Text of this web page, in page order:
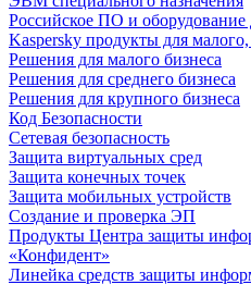
Российское ПО и оборудование
Kaspersky продукты для
Решения для малого бизнеса
Решения для среднего бизнеса
Решения для крупного бизнеса
Код Безопасности
Сетевая безопасность
Защита виртуальных сред
Защита конечных точек
Защита мобильных устройств
Создание и проверка ЭП
Продукты Центра защиты
«Конфидент»
Линейка средств защиты